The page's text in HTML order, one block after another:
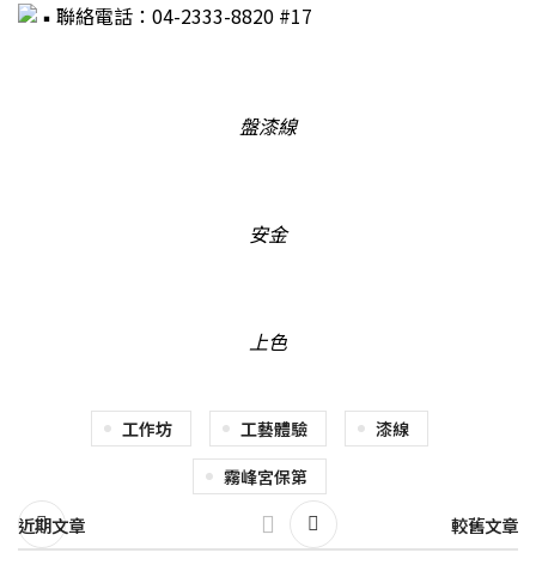
聯絡電話：04-2333-8820 #17
盤漆線
安金
上色
工作坊 工藝體驗
漆線
霧峰宮保第
近期文章 較舊文章